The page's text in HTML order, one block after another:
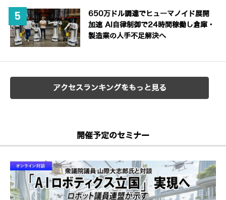
650万ドル調達でヒューマノイド展開
加速 AI自律制御で24時間稼働し倉庫・
製造業の人手不足解決へ
アクセスランキングをもっと見る
開催予定のセミナー